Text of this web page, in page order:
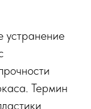
устранение
Термин